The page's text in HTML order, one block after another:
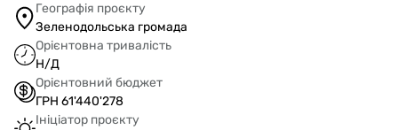
Географія проєкту
Зеленодольська громада
Орієнтовна тривалість
Н/Д
Орієнтовний бюджет
ГРН 61'440'278
Ініціатор проєкту